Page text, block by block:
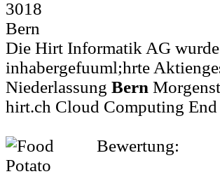
3018
Bern
Die Hirt Informatik AG
inhabergefuuml;hrte
Niederlassung Bern
hirt.ch Cloud Computing End
Bewertung: